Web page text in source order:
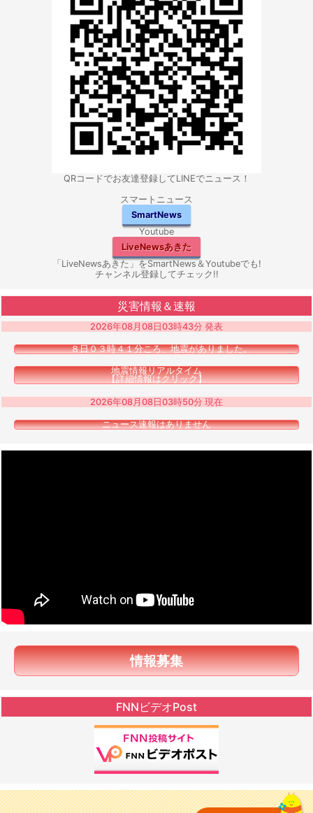
QRコードでお友達登録してLINEでニュース！
スマートニュース
SmartNews
Youtube
LiveNewsあきた
「LiveNewsあきた」をSmartNews＆Youtubeでも!
チャンネル登録してチェック!!
災害情報＆速報
2026年08月08日03時43分 発表
８日０３時４１分ころ、地震がありました。
地震情報リアルタイム
【詳細情報はクリック】
2026年08月08日03時50分 現在
ニュース速報はありません
情報募集
FNNビデオPost